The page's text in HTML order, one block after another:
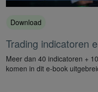
Download
Trading indicatoren
Meer dan 40 indicatoren +
komen in dit e-book